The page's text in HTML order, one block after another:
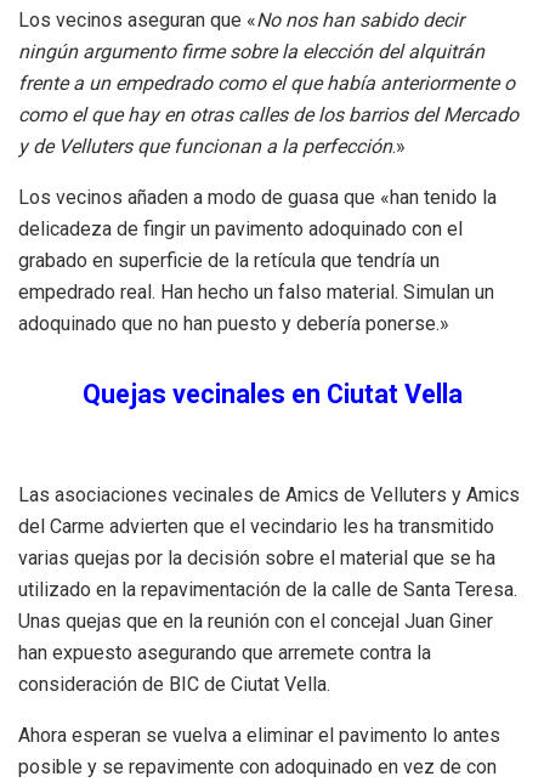
Los vecinos aseguran que «No nos han sabido decir
ningún argumento firme sobre la elección del alquitrán
frente a un empedrado como el que había anteriormente o
como el que hay en otras calles de los barrios del Mercado
y de Velluters que funcionan a la perfección.»
Los vecinos añaden a modo de guasa que «han tenido la
delicadeza de fingir un pavimento adoquinado con el
grabado en superficie de la retícula que tendría un
empedrado real. Han hecho un falso material. Simulan un
adoquinado que no han puesto y debería ponerse.»
Quejas vecinales en Ciutat Vella
Las asociaciones vecinales de Amics de Velluters y Amics
del Carme advierten que el vecindario les ha transmitido
varias quejas por la decisión sobre el material que se ha
utilizado en la repavimentación de la calle de Santa Teresa.
Unas quejas que en la reunión con el concejal Juan Giner
han expuesto asegurando que arremete contra la
consideración de BIC de Ciutat Vella.
Ahora esperan se vuelva a eliminar el pavimento lo antes
posible y se repavimente con adoquinado en vez de con